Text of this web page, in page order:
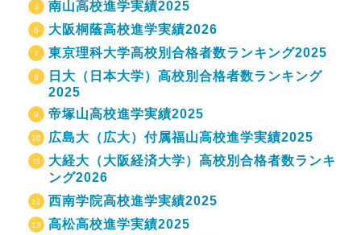
南山高校進学実績2025
大阪桐蔭高校進学実績2026
東京理科大学高校別合格者数ランキング2025
日大（日本大学）高校別合格者数ランキング
2025
帝塚山高校進学実績2025
広島大（広大）付属福山高校進学実績2025
大経大（大阪経済大学）高校別合格者数ランキ
ング2026
西南学院高校進学実績2025
高松高校進学実績2025